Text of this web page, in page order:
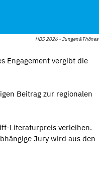
HBS 2026 - Jungen&Thönes
Engagement vergibt die
Beitrag zur regionalen
Literaturpreis verleihen.
Jury wird aus den